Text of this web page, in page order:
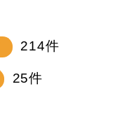
214件
25件